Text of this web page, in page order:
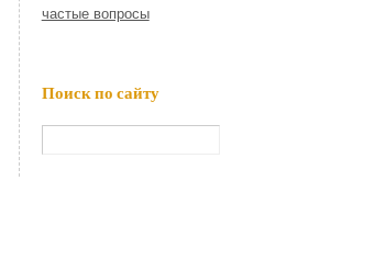
частые вопросы
Поиск по сайту